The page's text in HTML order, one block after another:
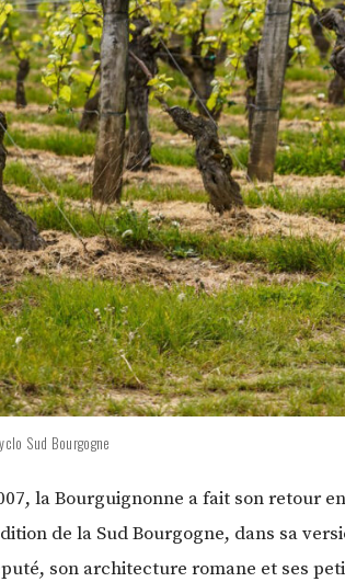
Sud Bourgogne
la Bourguignonne a fait son retour
de la Sud Bourgogne, dans sa
son architecture romane et ses